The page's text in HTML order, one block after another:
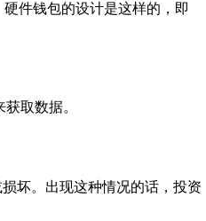
件钱包的设计是这样的，即
取数据。
坏。出现这种情况的话，投资